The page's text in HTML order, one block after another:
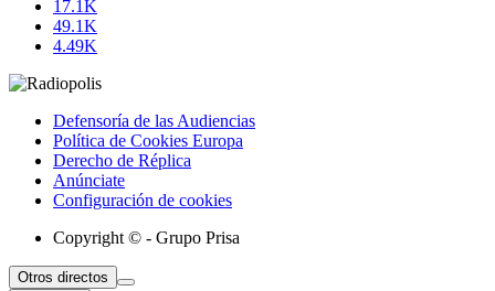
17.1K
49.1K
4.49K
Defensoría de las Audiencias
Política de Cookies Europa
Derecho de Réplica
Anúnciate
Configuración de cookies
Copyright © - Grupo Prisa
Otros directos